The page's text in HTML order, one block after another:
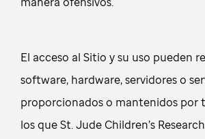
El acceso al Sitio y su uso pueden
software, hardware, servidores o
proporcionados o mantenidos por
los que St. Jude Children’s